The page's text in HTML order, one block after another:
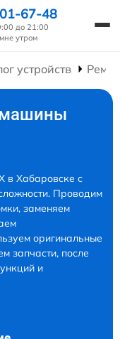
67-48
до 21:00
мне утром
устройств
машины
в Хабаровске с
Проводим
заменяем
оригинальные
запчасти, после
и